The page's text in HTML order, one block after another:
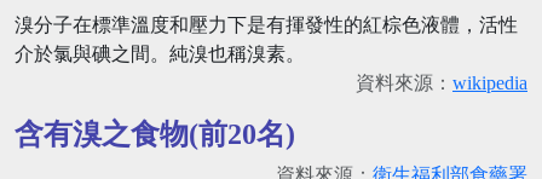
溴分子在標準溫度和壓力下是有揮發性的紅棕色液體，活性
介於氯與碘之間。純溴也稱溴素。
資料來源： wikipedia
含有溴之食物(前20名)
資料來源： 衛生福利部食藥署